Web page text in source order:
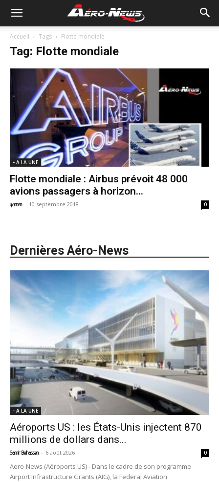
Accueil Tags Flotte mondiale
Tag: Flotte mondiale
- A LA UNE
Flotte mondiale : Airbus prévoit 48 000
avions passagers à horizon...
yamen - 10 septembre 2018 0
Dernières Aéro-News
- A LA UNE
Aéroports US : les États-Unis injectent 870
millions de dollars dans...
Samir Belhassen - 6 août 2026 0
Aero-News (Aéroports US) - Dans le cadre de son programme
Airport Infrastructure Grants (AIG), la Federal Aviation